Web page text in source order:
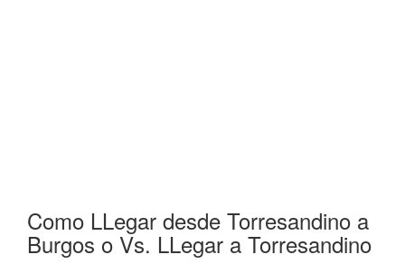
Como LLegar desde Torresandino a
Burgos o Vs. LLegar a Torresandino